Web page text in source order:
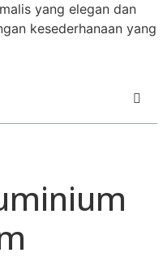
yang elegan dan
kesederhanaan yang